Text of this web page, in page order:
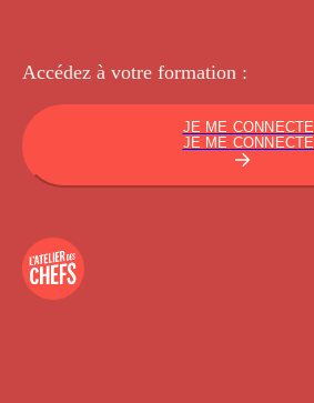
Accédez à votre formation :
JE ME CONNECTE
JE ME CONNECTE